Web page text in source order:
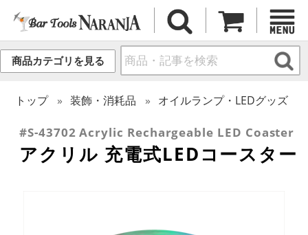
商品カテゴリを見る
トップ 装飾・消耗品 オイルランプ・LEDグッズ
#S-43702 Acrylic Rechargeable LED Coaster
アクリル 充電式LEDコースター